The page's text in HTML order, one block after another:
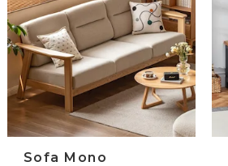
Sofa Mono
trước